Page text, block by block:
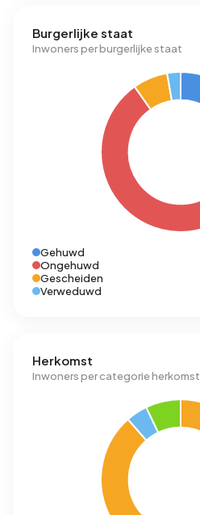
Burgerlijke staat
Inwoners per burgerlijke staat
Gehuwd
Ongehuwd
Gescheiden
Verweduwd
Herkomst
Inwoners per categorie herkomst